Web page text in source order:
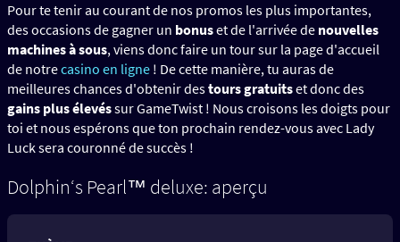
Pour te tenir au courant de nos promos les plus importantes,
des occasions de gagner un bonuset de l'arrivée de nouvelles
machines à sous, viens donc faire un tour sur la page d'accueil
de notrecasino en ligne ! De cette manière, tu auras de
meilleures chances d'obtenir destours gratuitset donc des
gains plus élevéssur GameTwist ! Nous croisons les doigts pour
toi et nous espérons que ton prochain rendez-vous avec Lady
Luck sera couronné de succès !
Dolphin‘s Pearl™ deluxe: aperçu